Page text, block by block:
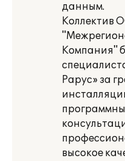
данным.
Коллектив
Компания"
Рарус» за
высокое